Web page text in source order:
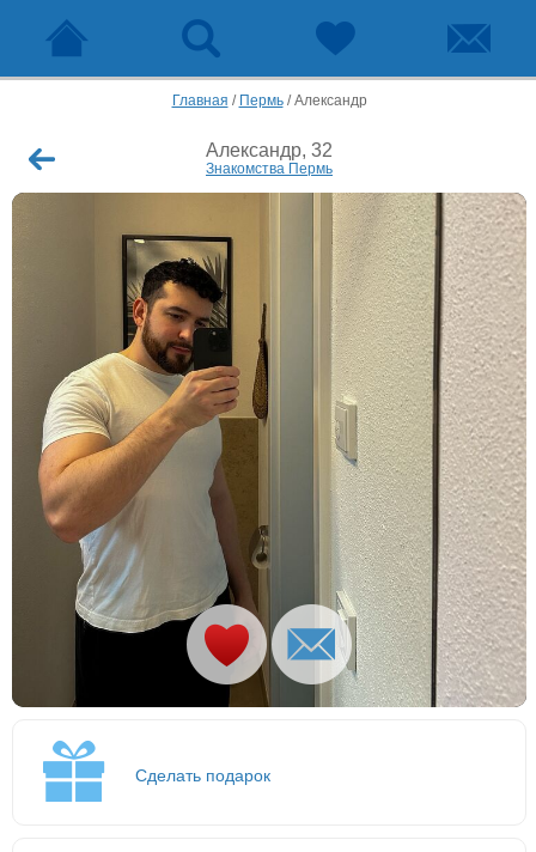
Главная / Пермь/Александр
Александр, 32
Знакомства Пермь
Сделать подарок